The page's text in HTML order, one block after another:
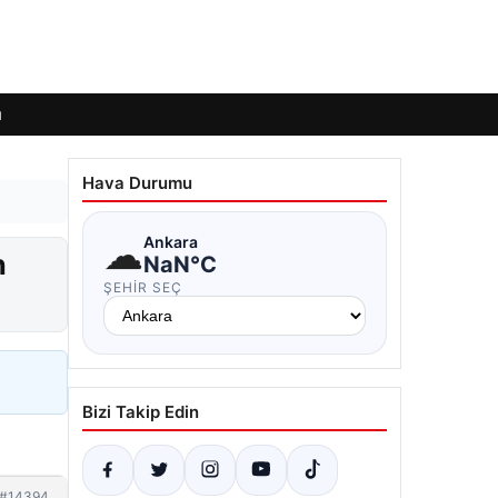
Hava Durumu
☁Ankara
NaN°C
ŞEHIR SEÇ
Bizi Takip Edin